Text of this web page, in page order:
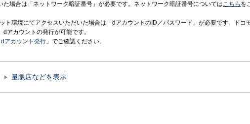
た場合は「ネットワーク暗証番号」が必要です。ネットワーク暗証番号についてはこちら を
ト環境にてアクセスいただいた場合は「dアカウントのID／パスワード」が必要です。ドコ
アカウントの発行が可能です。
dアカウント発行 」でご確認ください。
量販店などを表示